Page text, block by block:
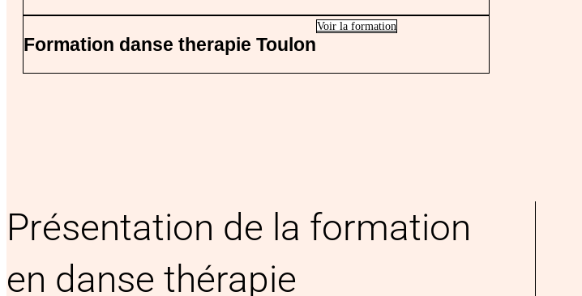
Formation danse therapie Toulon
Voir la formation
Présentation de la formation
en danse thérapie